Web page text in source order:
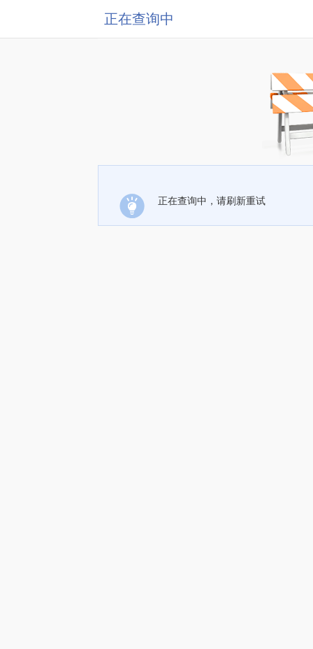
正在查询中
正在查询中，请刷新重试